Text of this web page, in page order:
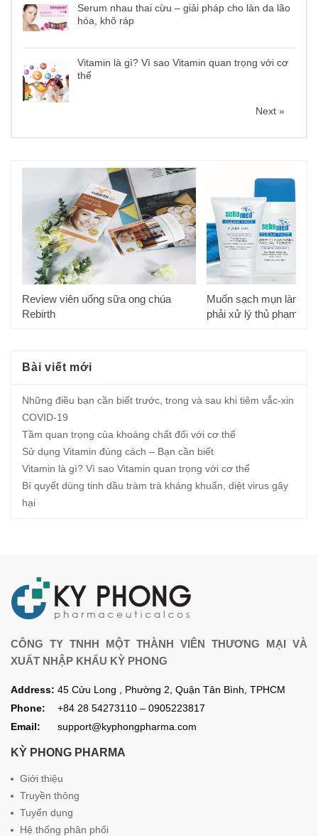
Serum nhau thai cừu – giải pháp cho làn da lão
hóa, khô ráp
Vitamin là gì? Vì sao Vitamin quan trọng với cơ
thể
Next »
Review viên uống sữa ong chúa
Rebirth
Muốn sạch mụn làn da
phải xử lý thủ phạm
Bài viết mới
Những điều bạn cần biết trước, trong và sau khi tiêm vắc-xin
COVID-19
Tầm quan trọng của khoáng chất đối với cơ thể
Sử dụng Vitamin đúng cách – Bạn cần biết
Vitamin là gì? Vì sao Vitamin quan trọng với cơ thể
Bí quyết dùng tinh dầu tràm trà kháng khuẩn, diệt virus gây
hại
CÔNG TY TNHH MỘT THÀNH VIÊN THƯƠNG MẠI VÀ
XUẤT NHẬP KHẨU KỲ PHONG
Address: 45 Cửu Long , Phường 2, Quận Tân Bình, TPHCM
Phone:
+84 28 54273110 – 0905223817
Email:
support@kyphongpharma.com
KỲ PHONG PHARMA
Giới thiệu
Truyền thông
Tuyển dụng
Hệ thống phân phối